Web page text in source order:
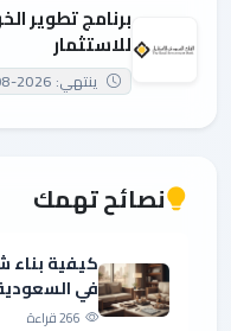
برنامج تطوير
للاستثمار
ينتهي: 2026-08-17
نصائح تهمك
كيفية بناء
في
266 قراءة